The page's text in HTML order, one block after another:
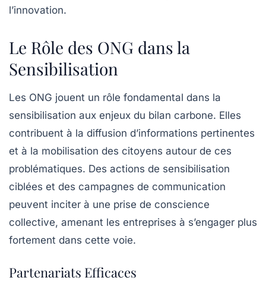
l’innovation.
Le Rôle des ONG dans la
Sensibilisation
Les ONG jouent un rôle fondamental dans la
sensibilisation aux enjeux du bilan carbone. Elles
contribuent à la diffusion d’informations pertinentes
et à la mobilisation des citoyens autour de ces
problématiques. Des actions de sensibilisation
ciblées et des campagnes de communication
peuvent inciter à une prise de conscience
collective, amenant les entreprises à s’engager plus
fortement dans cette voie.
Partenariats Efficaces